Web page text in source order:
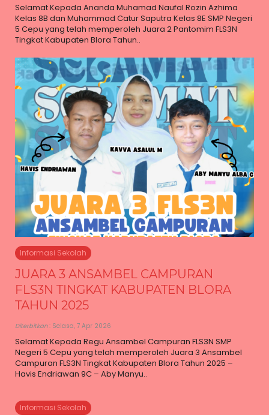
Selamat Kepada Ananda Muhamad Naufal Rozin Azhima
Kelas 8B dan Muhammad Catur Saputra Kelas 8E SMP Negeri
5 Cepu yang telah memperoleh Juara 2 Pantomim FLS3N
Tingkat Kabupaten Blora Tahun..
Informasi Sekolah
JUARA 3 ANSAMBEL CAMPURAN
FLS3N TINGKAT KABUPATEN BLORA
TAHUN 2025
Diterbitkan: Selasa, 7 Apr 2026
Selamat Kepada Regu Ansambel Campuran FLS3N SMP
Negeri 5 Cepu yang telah memperoleh Juara 3 Ansambel
Campuran FLS3N Tingkat Kabupaten Blora Tahun 2025 –
Havis Endriawan 9C – Aby Manyu..
Informasi Sekolah